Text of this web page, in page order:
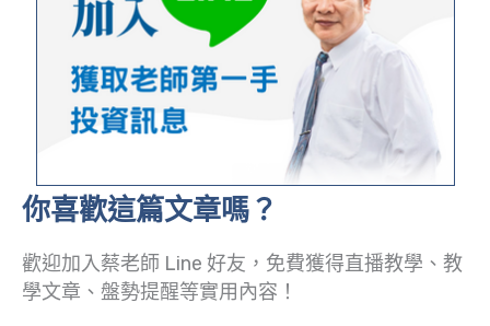
你喜歡這篇文章嗎？
歡迎加入蔡老師 Line 好友，免費獲得直播教學、教
學文章、盤勢提醒等實用內容！